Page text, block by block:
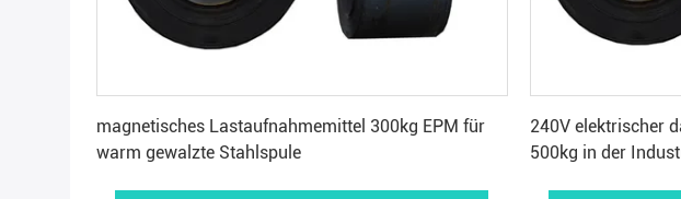
magnetisches Lastaufnahmemittel 300kg EPM für
warm gewalzte Stahlspule
240V elektrischer
500kg in der